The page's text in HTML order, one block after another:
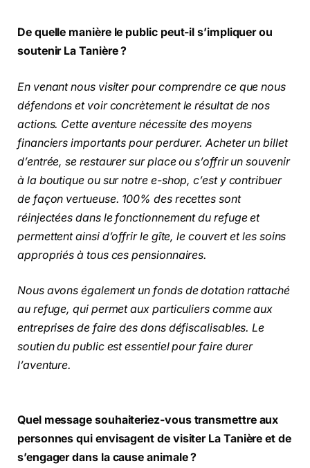
De quelle manière le public peut-il s’impliquer ou
soutenir La Tanière ?
En venant nous visiter pour comprendre ce que nous
défendons et voir concrètement le résultat de nos
actions. Cette aventure nécessite des moyens
financiers importants pour perdurer. Acheter un billet
d’entrée, se restaurer sur place ou s’offrir un souvenir
à la boutique ou sur notre e-shop, c’est y contribuer
de façon vertueuse. 100% des recettes sont
réinjectées dans le fonctionnement du refuge et
permettent ainsi d’offrir le gîte, le couvert et les soins
appropriés à tous ces pensionnaires.
Nous avons également un fonds de dotation rattaché
au refuge, qui permet aux particuliers comme aux
entreprises de faire des dons défiscalisables. Le
soutien du public est essentiel pour faire durer
l’aventure.
Quel message souhaiteriez-vous transmettre aux
personnes qui envisagent de visiter La Tanière et de
s’engager dans la cause animale ?